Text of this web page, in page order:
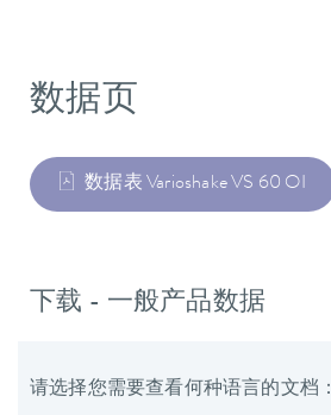
数据页
数据表 Varioshake VS 60 OI
下载 - 一般产品数据
请选择您需要查看何种语言的文档：